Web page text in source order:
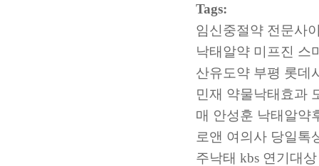
Tags:
임신중절약 전문사
낙태알약 미­프진 스
산유도약 부평 롯데
민재 약물낙태효과
매 안성훈 낙태알약
로앤 여의사 당일톡
주낙태 kbs 연기대상